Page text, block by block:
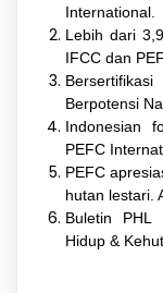
International.
Lebih dari
IFCC dan
Berpotensi
Indonesian
PEFC
PEFC
hutan lestari.
Buletin PHL
Hidup &